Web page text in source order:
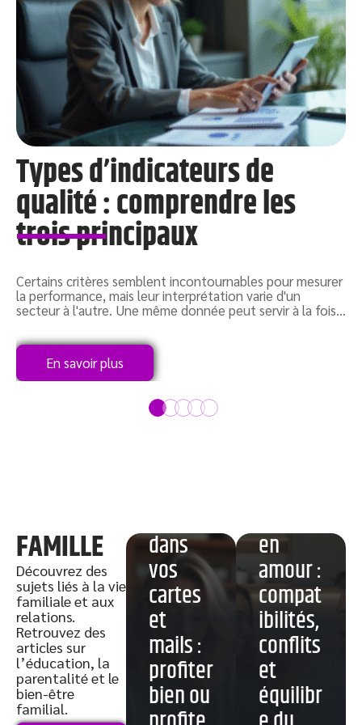
Types d’indicateurs de
qualité : comprendre les
trois principaux
Certains critères semblent incontournables pour mesurer
la performance, mais leur interprétation varie d'un
secteur à l'autre. Une même donnée peut servir à la fois…
En savoir plus
FAMILLE
Découvrez des
sujets liés à la vie
familiale et aux
relations.
Retrouvez des
articles sur
l’éducation, la
parentalité et le
bien-être
familial.
dans
vos
cartes
et
mails :
profiter
bien ou
en
amour :
compat
ibilités,
conflits
et
équilibr
Parents Enfants